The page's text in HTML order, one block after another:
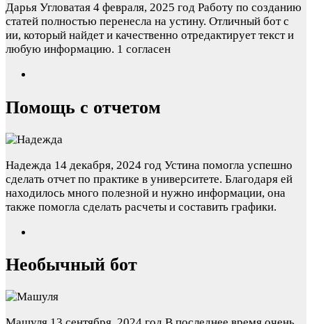
Дарья Угловатая 4 февраля, 2025 год Работу по созданию
статей полностью перенесла на устину. Отличный бот с
ии, который найдет и качественно отредактирует текст и
любую информацию. 1 согласен
Помощь с отчетом
Надежда 14 декабря, 2024 год Устина помогла успешно
сделать отчет по практике в университете. Благодаря ей
находилось много полезной и нужно информации, она
также помогла сделать расчеты и составить графики.
Необычный бот